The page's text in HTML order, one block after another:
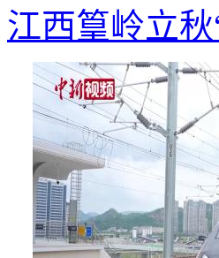
江西篁岭立